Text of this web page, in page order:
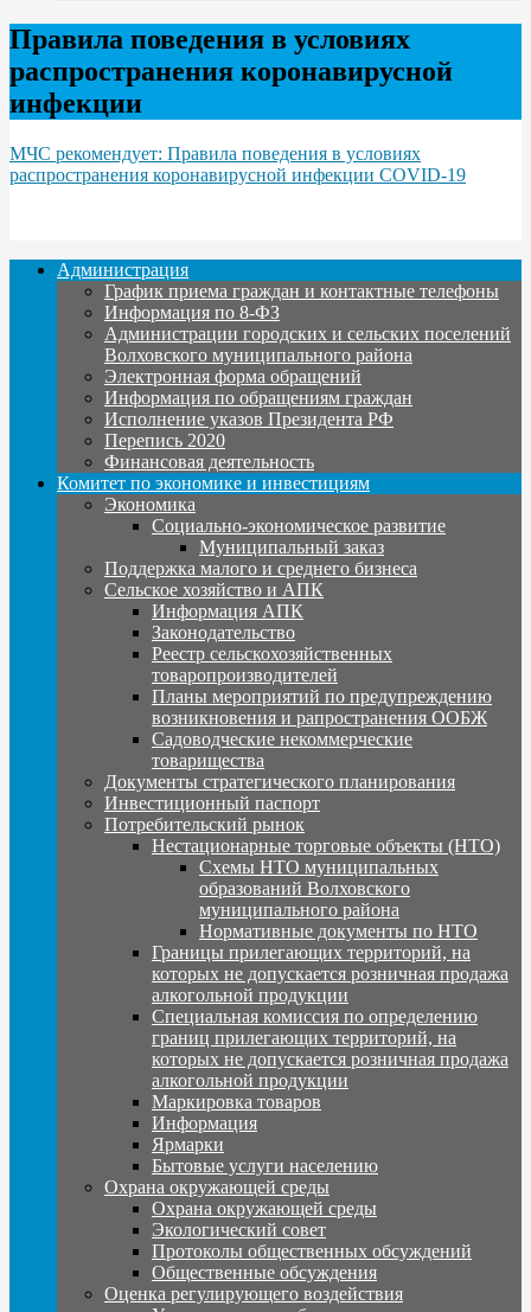
Правила поведения в условиях
распространения коронавирусной
инфекции
МЧС рекомендует: Правила поведения в условиях
распространения коронавирусной инфекции COVID-19
Администрация
График приема граждан и контактные телефоны
Информация по 8-ФЗ
Администрации городских и сельских поселений
Волховского муниципального района
Электронная форма обращений
Информация по обращениям граждан
Исполнение указов Президента РФ
Перепись 2020
Финансовая деятельность
Комитет по экономике и инвестициям
Экономика
Социально-экономическое развитие
Муниципальный заказ
Поддержка малого и среднего бизнеса
Сельское хозяйство и АПК
Информация АПК
Законодательство
Реестр сельскохозяйственных
товаропроизводителей
Планы мероприятий по предупреждению
возникновения и рапространения ООБЖ
Садоводческие некоммерческие
товарищества
Документы стратегического планирования
Инвестиционный паспорт
Потребительский рынок
Нестационарные торговые объекты (НТО)
Схемы НТО муниципальных
образований Волховского
муниципального района
Нормативные документы по НТО
Границы прилегающих территорий, на
которых не допускается розничная продажа
алкогольной продукции
Специальная комиссия по определению
границ прилегающих территорий, на
которых не допускается розничная продажа
алкогольной продукции
Маркировка товаров
Информация
Ярмарки
Бытовые услуги населению
Охрана окружающей среды
Охрана окружающей среды
Экологический совет
Протоколы общественных обсуждений
Общественные обсуждения
Оценка регулирующего воздействия